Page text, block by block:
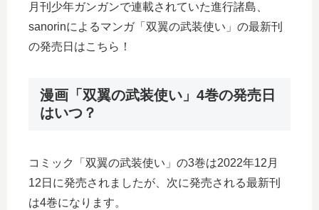
月刊少年ガンガンで連載されていた進行諸島、
sanorinによるマンガ「双翼の武装使い」の最新刊
の発売日はこちら！
漫画「双翼の武装使い」4巻の発売日
はいつ？
コミック「双翼の武装使い」の3巻は2022年12月
12日に発売されましたが、次に発売される最新刊
は4巻になります。